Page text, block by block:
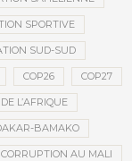
SPORTIVE
SUD-SUD
COP26 COP27
L’AFRIQUE
BAMAKO
CORRUPTION AU MALI